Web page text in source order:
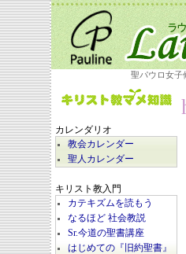
聖パウロ女子
カレンダリオ
教会カレンダー
聖人カレンダー
キリスト教入門
カテキズムを読もう
なるほど 社会教説
Sr.今道の聖書講座
はじめての『旧約聖書』